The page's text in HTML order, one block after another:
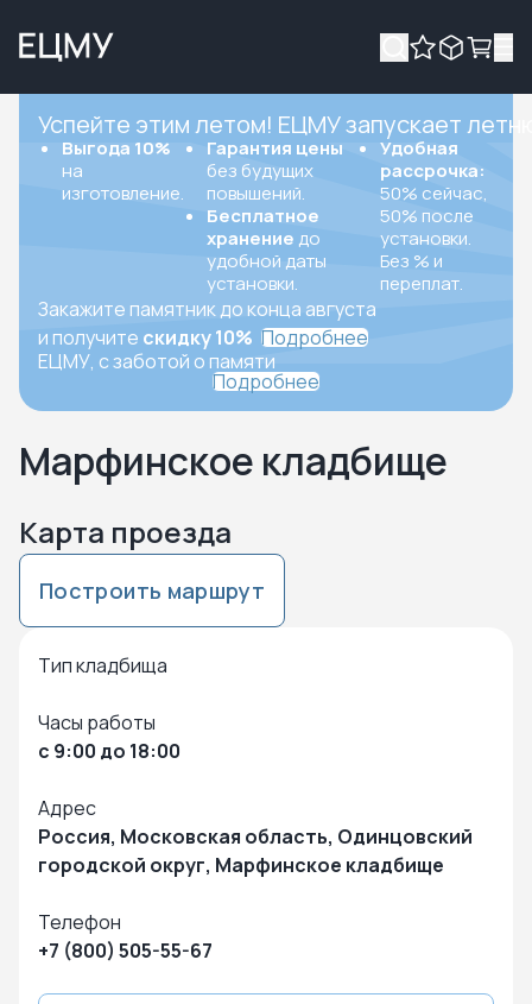
Успейте этим летом! ЕЦМУ запускает
Выгода 10%
на
изготовление.
Гарантия цены
без будущих
повышений.
Бесплатное
хранение до
удобной даты
установки.
Удобная
рассрочка:
50% сейчас,
50% после
установки.
Без % и
переплат.
Закажите памятник до конца августа
и получите скидку 10% Подробнее
ЕЦМУ, с заботой о памяти
Подробнее
Марфинское кладбище
Карта проезда
Построить маршрут
Тип кладбища
Часы работы
с 9:00 до 18:00
Адрес
Россия, Московская область, Одинцовский
городской округ, Марфинское кладбище
Телефон
+7 (800) 505-55-67
Нажмите чтобы посмотреть карту
Чтобы закрыть карту – кликните в любую точку на карте